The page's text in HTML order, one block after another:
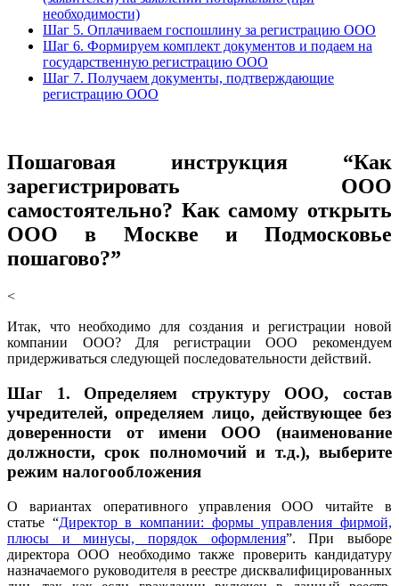
необходимости)
Шаг 5. Оплачиваем госпошлину за регистрацию ООО
Шаг 6. Формируем комплект документов и подаем на
государственную регистрацию ООО
Шаг 7. Получаем документы, подтверждающие
регистрацию ООО
Пошаговая инструкция “Как
зарегистрировать ООО
самостоятельно? Как самому открыть
ООО в Москве и Подмосковье
пошагово?”
<
Итак, что необходимо для создания и регистрации новой
компании ООО? Для регистрации ООО рекомендуем
придерживаться следующей последовательности действий.
Шаг 1. Определяем структуру ООО, состав
учредителей, определяем лицо, действующее без
доверенности от имени ООО (наименование
должности, срок полномочий и т.д.), выберите
режим налогообложения
О вариантах оперативного управления ООО читайте в
статье “Директор в компании: формы управления фирмой,
плюсы и минусы, порядок оформления”.При выборе
директора ООО необходимо также проверить кандидатуру
назначаемого руководителя в реестре дисквалифицированных